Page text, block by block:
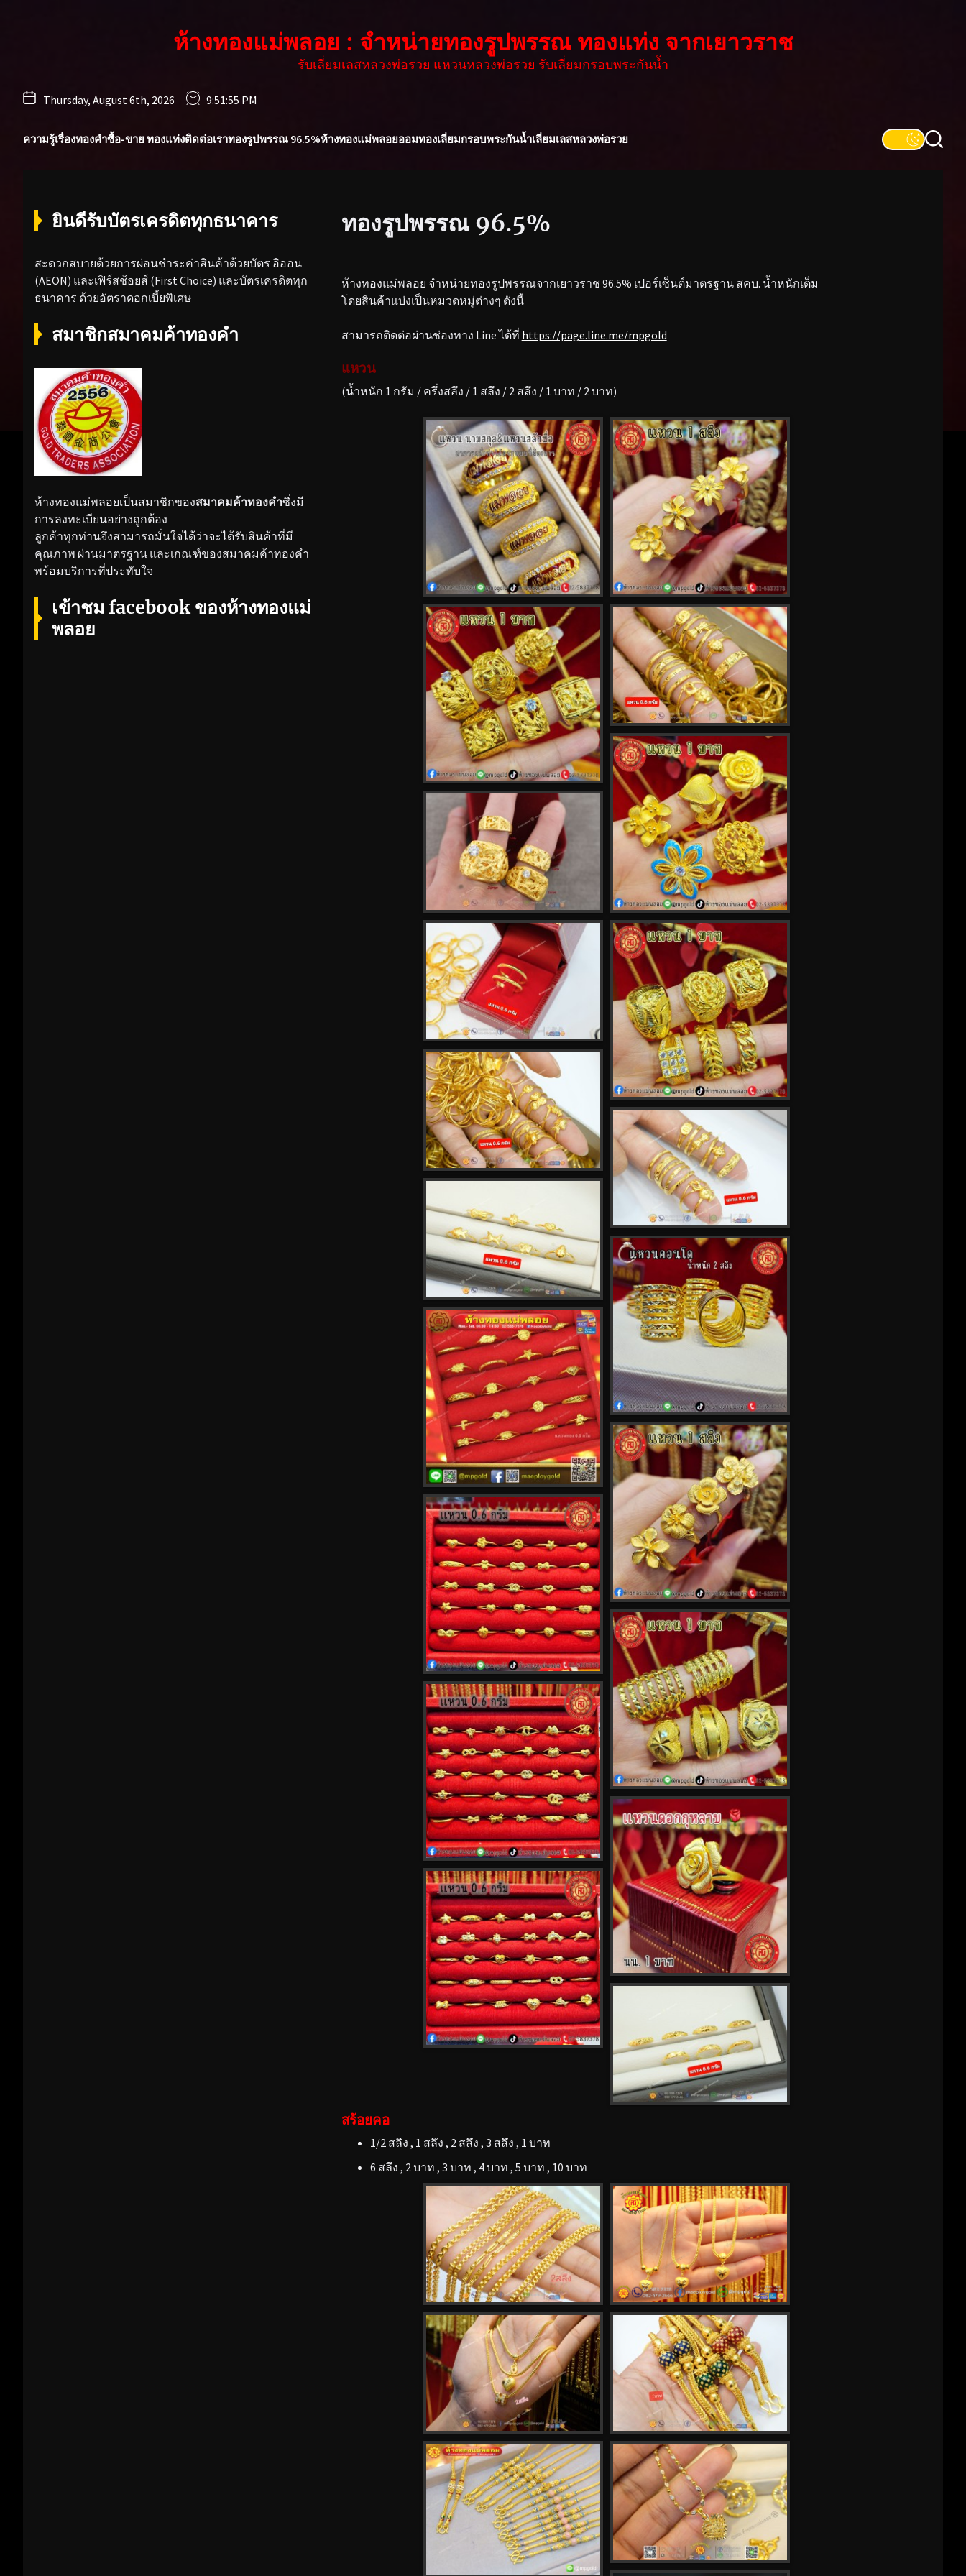
ห้างทองแม่พลอย : จำหน่ายทองรูปพรรณ ทองแท่ง จากเยาวราช
รับเลี่ยมเลสหลวงพ่อรวย แหวนหลวงพ่อรวย รับเลี่ยมกรอบพระกันน้ำ
Thursday, August 6th, 2026 9:51:57 PM
ความรู้เรื่องทองคำซื้อ-ขาย ทองแท่งติดต่อเราทองรูปพรรณ 96.5%ห้างทองแม่พลอยออมทองเลี่ยมกรอบพระกันน้ำเลี่ยมเลสหลวงพ่อรวย
ทองรูปพรรณ 96.5%
ห้างทองแม่พลอย จำหน่ายทองรูปพรรณจากเยาวราช 96.5% เปอร์เซ็นต์มาตรฐาน สคบ. น้ำหนักเต็ม
โดยสินค้าแบ่งเป็นหมวดหมู่ต่างๆ ดังนี้
สามารถติดต่อผ่านช่องทาง Line ได้ที่ https://page.line.me/mpgold
แหวน
(น้ำหนัก 1 กรัม / ครึ่งสลึง / 1 สลึง / 2 สลึง / 1 บาท / 2 บาท)
สร้อยคอ
1/2 สลึง , 1 สลึง , 2 สลึง , 3 สลึง , 1 บาท
6 สลึง , 2 บาท , 3 บาท , 4 บาท , 5 บาท , 10 บาท
ยินดีรับบัตรเครดิตทุกธนาคาร
สะดวกสบายด้วยการผ่อนชำระค่าสินค้าด้วยบัตร อิออน
(AEON) และเฟิร์สช้อยส์ (First Choice) และบัตรเครดิตทุก
ธนาคาร ด้วยอัตราดอกเบี้ยพิเศษ
สมาชิกสมาคมค้าทองคำ
ห้างทองแม่พลอยเป็นสมาชิกของสมาคมค้าทองคำซึ่งมี
การลงทะเบียนอย่างถูกต้อง
ลูกค้าทุกท่านจึงสามารถมั่นใจได้ว่าจะได้รับสินค้าที่มี
คุณภาพ ผ่านมาตรฐาน และเกณฑ์ของสมาคมค้าทองคำ
พร้อมบริการที่ประทับใจ
เข้าชม facebook ของห้างทองแม่
พลอย